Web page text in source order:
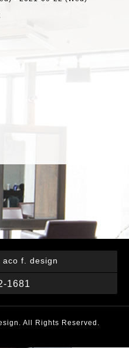
aco f. design
1681
. All Rights Reserved.